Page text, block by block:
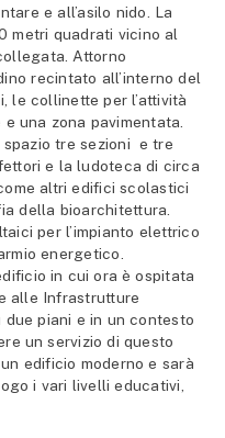
e all’asilo nido. La
metri quadrati vicino al
Attorno
recintato all’interno del
le collinette per l’attività
una zona pavimentata.
spazio tre sezioni e tre
e la ludoteca di circa
altri edifici scolastici
della bioarchitettura.
per l’impianto elettrico
energetico.
in cui ora è ospitata
alle Infrastrutture
due piani e in un contesto
un servizio di questo
edificio moderno e sarà
i vari livelli educativi,